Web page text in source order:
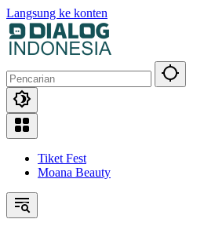
Langsung ke konten
Tiket Fest
Moana Beauty